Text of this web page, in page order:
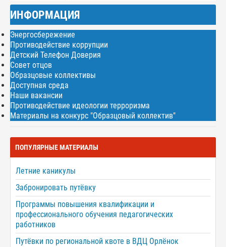
ИНФОРМАЦИЯ
Энергосбережение
Противодействие коррупции
Детский Телефон Доверия
Совет отцов
Образцовые коллективы
Доступная среда
Наши вакансии
Противодействие идеологии терроризма
Материалы на конкурс "Образцовый коллектив"
ПОПУЛЯРНЫЕ МАТЕРИАЛЫ
Летние каникулы
Забронировать путёвку
Программы повышения квалификации и
профессионального обучения педагогических
работников
Путёвки по региональной квоте в ВДЦ Орлёнок